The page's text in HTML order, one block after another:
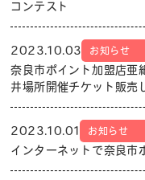
コンテスト
2023.10.03 お知らせ
奈良市ポイント加盟店亜
井場所開催チケット販売
2023.10.01 お知らせ
インターネットで奈良市